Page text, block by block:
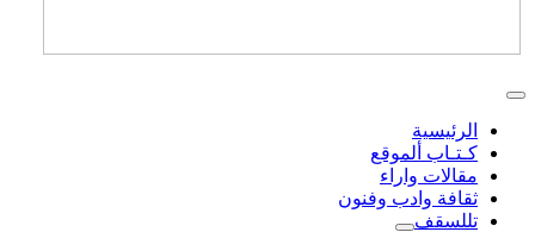
الرئيسية
كـتـاب ألموقع
مقالات واراء
ثقافة وادب وفنون
تللسقف